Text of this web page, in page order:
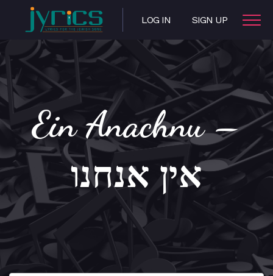
LOG IN SIGN UP
Ein Anachnu –
אין אנחנו